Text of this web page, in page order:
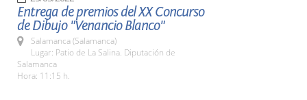
Entrega de premios del XX Concurso
de Dibujo "Venancio Blanco"
Salamanca (Salamanca)
Lugar: Patio de La Salina. Diputación de
Salamanca
Hora: 11:15 h.